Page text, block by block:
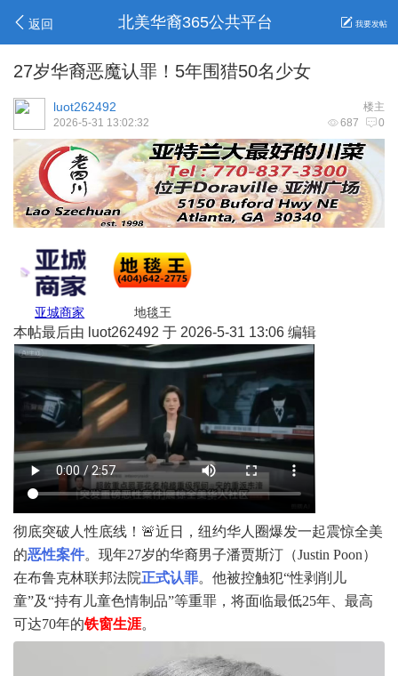
返回 北美华裔365公共平台 我要发帖
27岁华裔恶魔认罪！5年围猎50名少女
楼主
luot262492
687 0
2026-5-31 13:02:32
GJ保险 Belinda保险
本帖最后由 luot262492 于 2026-5-31 13:06 编辑
彻底突破人性底线！🚨近日，纽约华人圈爆发一起震惊全美
的恶性案件。现年27岁的华裔男子潘贾斯汀（Justin Poon）
在布鲁克林联邦法院正式认罪。他被控触犯“性剥削儿
童”及“持有儿童色情制品”等重罪，将面临最低25年、最高
可达70年的铁窗生涯。